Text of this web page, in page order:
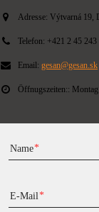
Adresse: Výtvarná 19,
Telefon: +421 2 45 243
Email: gesan@gesan.sk
Öffnugszeiten::
Name
E-Mail